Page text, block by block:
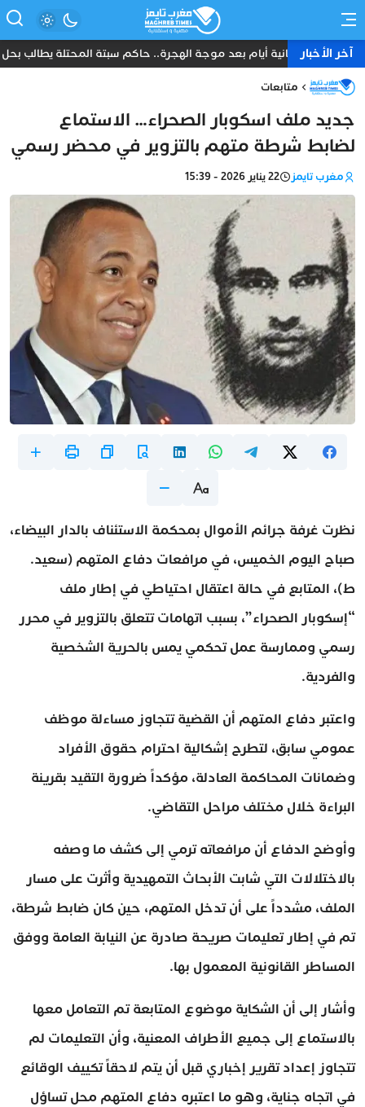
آخر الأخبارثمانية أيام بعد موجة الهجرة.. حاكم سبتة المحتلة يطالب بحل
متابعات
جديد ملف اسكوبار الصحراء… الاستماع
لضابط شرطة متهم بالتزوير في محضر رسمي
مغرب تايمز 22 يناير 2026 - 15:39
نظرت غرفة جرائم الأموال بمحكمة الاستئناف بالدار البيضاء،
صباح اليوم الخميس، في مرافعات دفاع المتهم (سعيد.
ط)، المتابع في حالة اعتقال احتياطي في إطار ملف
“إسكوبار الصحراء”، بسبب اتهامات تتعلق بالتزوير في محرر
رسمي وممارسة عمل تحكمي يمس بالحرية الشخصية
والفردية.
واعتبر دفاع المتهم أن القضية تتجاوز مساءلة موظف
عمومي سابق، لتطرح إشكالية احترام حقوق الأفراد
وضمانات المحاكمة العادلة، مؤكداً ضرورة التقيد بقرينة
البراءة خلال مختلف مراحل التقاضي.
وأوضح الدفاع أن مرافعاته ترمي إلى كشف ما وصفه
بالاختلالات التي شابت الأبحاث التمهيدية وأثرت على مسار
الملف، مشدداً على أن تدخل المتهم، حين كان ضابط شرطة،
تم في إطار تعليمات صريحة صادرة عن النيابة العامة ووفق
المساطر القانونية المعمول بها.
وأشار إلى أن الشكاية موضوع المتابعة تم التعامل معها
بالاستماع إلى جميع الأطراف المعنية، وأن التعليمات لم
تتجاوز إعداد تقرير إخباري قبل أن يتم لاحقاً تكييف الوقائع
في اتجاه جناية، وهو ما اعتبره دفاع المتهم محل تساؤل